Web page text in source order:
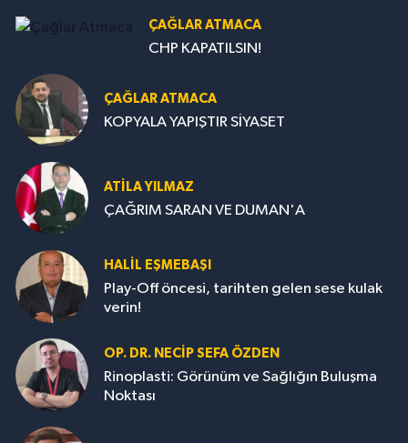
ÇAĞLAR ATMACA
CHP KAPATILSIN!
ÇAĞLAR ATMACA
KOPYALA YAPIŞTIR SİYASET
ATILA YILMAZ
ÇAĞRIM SARAN VE DUMAN'A
HALIL EŞMEBAŞI
Play-Off öncesi, tarihten gelen sese kulak
verin!
OP. DR. NECIP SEFA ÖZDEN
Rinoplasti: Görünüm ve Sağlığın Buluşma
Noktası